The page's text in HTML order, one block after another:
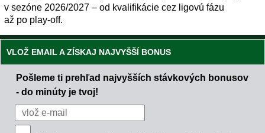
v sezóne 2026/2027 – od kvalifikácie cez ligovú fázu
až po play-off.
VLOŽ EMAIL A ZÍSKAJ NAJVYŠŠÍ BONUS
Pošleme ti prehľad najvyšších stávkových bonusov
- do minúty je tvoj!